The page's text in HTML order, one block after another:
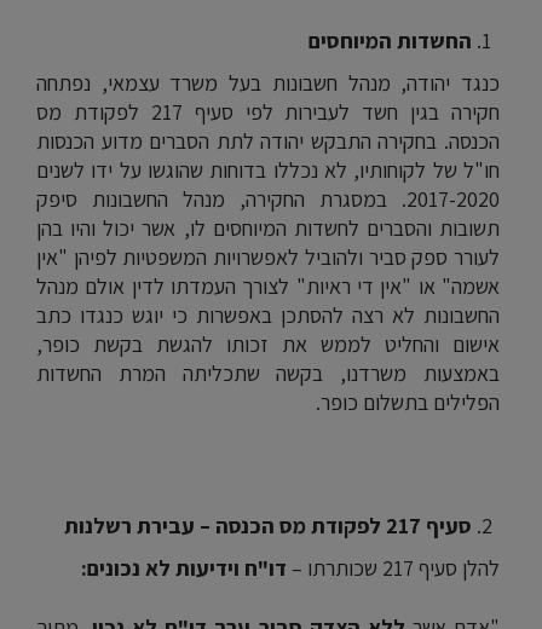
החשדות המיוחסים
כנגד יהודה, מנהל חשבונות בעל משרד עצמאי, נפתחה
חקירה בגין חשד לעבירות לפי סעיף 217 לפקודת מס
הכנסה. בחקירה התבקש יהודה לתת הסברים מדוע הכנסות
חו"ל של לקוחותיו, לא נכללו בדוחות שהוגשו על ידו לשנים
2017-2020. במסגרת החקירה, מנהל החשבונות סיפק
תשובות והסברים לחשדות המיוחסים לו, אשר יכול והיו בהן
לעורר ספק סביר ולהוביל לאפשרויות המשפטיות לפיהן "אין
אשמה" או "אין די ראיות" לצורך העמדתו לדין אולם מנהל
החשבונות לא רצה להסתכן באפשרות כי יוגש כנגדו כתב
אישום והחליט לממש את זכותו להגשת בקשת כופר,
באמצעות משרדנו, בקשה שתכליתה המרת החשדות
הפלילים בתשלום כופר.
סעיף 217 לפקודת מס הכנסה – עבירת רשלנות
להלן סעיף 217 שכותרתו –
דו"ח וידיעות לא נכונים: